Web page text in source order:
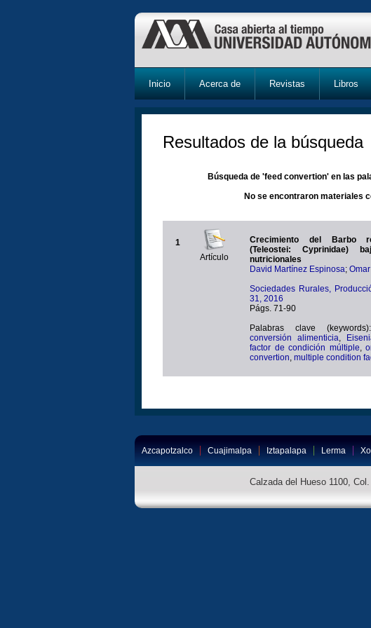
Inicio Acerca de Revistas Libros
Resultados de la búsqueda
Búsqueda de 'feed convertion' en las
No se encontraron materiales
1
Artículo
Crecimiento del Barbo
(Teleostei: Cyprinidae) bajo distintas condiciones
nutricionales
David Martínez Espinosa;
Sociedades Rurales,
31, 2016
Págs. 71-90
Palabras clave
conversión alimenticia
factor de condición múltiple
convertion multiple condition
Azcapotzalco Cuajimalpa Iztapalapa Lerma
Calzada del Hueso 1100,